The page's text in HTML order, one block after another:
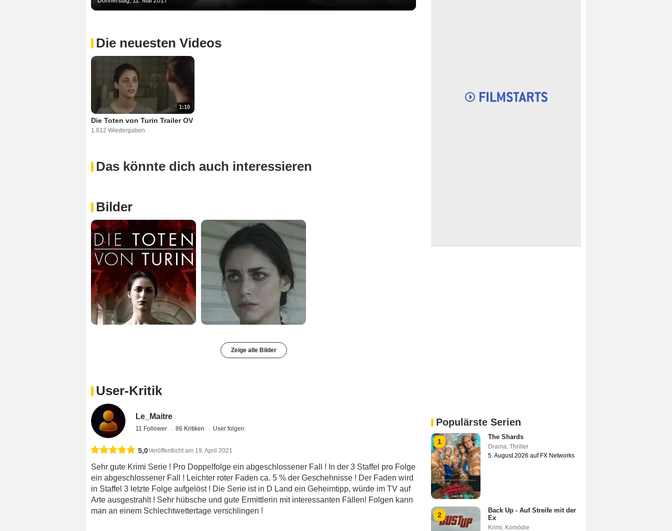
Die neuesten Videos
1:10
Die Toten von Turin Trailer OV
1.812 Wiedergaben
Das könnte dich auch interessieren
Bilder
Zeige alle Bilder
User-Kritik
Le_Maitre
11 Follower 86 Kritiken User folgen
5,0Veröffentlicht am 19. April 2021
Sehr gute Krimi Serie ! Pro Doppelfolge ein abgeschlossener Fall ! In der 3 Staffel pro Folge
ein abgeschlossener Fall ! Leichter roter Faden ca. 5 % der Geschehnisse ! Der Faden wird
in Staffel 3 letzte Folge aufgelöst ! Die Serie ist in D Land ein Geheimtipp, würde im TV auf
Arte ausgestrahlt ! Sehr hübsche und gute Ermittlerin mit interessanten Fällen! Folgen kann
man an einem Schlechtwettertage verschlingen !
Populärste Serien
1
The Shards
Drama, Thriller
5. August 2026 auf FX Networks
2
Back Up - Auf Streife mit der
Ex
Krimi, Komödie